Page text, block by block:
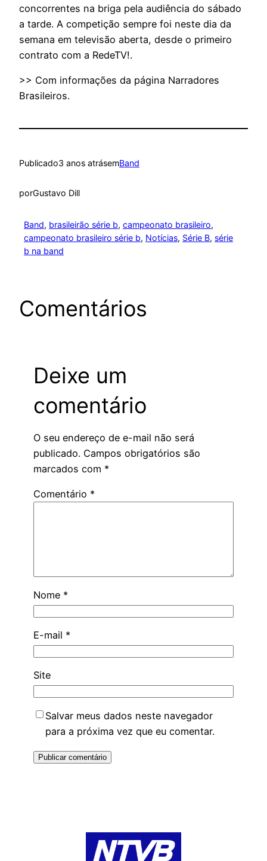
concorrentes na briga pela audiência do sábado
a tarde. A competição sempre foi neste dia da
semana em televisão aberta, desde o primeiro
contrato com a RedeTV!.
>> Com informações da página Narradores
Brasileiros.
Publicado3 anos atrásemBand
porGustavo Dill
Band, brasileirão série b, campeonato brasileiro
campeonato brasileiro série b, Notícias, Série B, série
b na band
Comentários
Deixe um
comentário
O seu endereço de e-mail não será
publicado. Campos obrigatórios são
marcados com *
Comentário *
Nome *
E-mail *
Site
Salvar meus dados neste navegador
para a próxima vez que eu comentar.